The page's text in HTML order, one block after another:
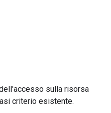
sulla risorsa
criterio esistente.